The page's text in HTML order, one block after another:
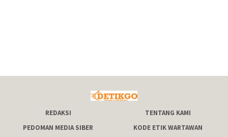
REDAKSI
TENTANG KAMI
PEDOMAN MEDIA SIBER
KODE ETIK WARTAWAN